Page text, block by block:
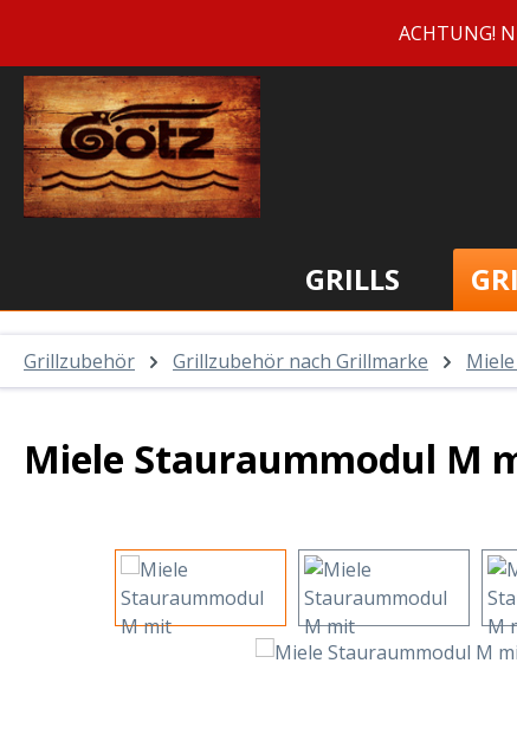
ACHTUNG!
GRILLS
Grillzubehör Grillzubehör nach Grillmarke
Miele Stauraummodul M
Bildergalerie überspringen